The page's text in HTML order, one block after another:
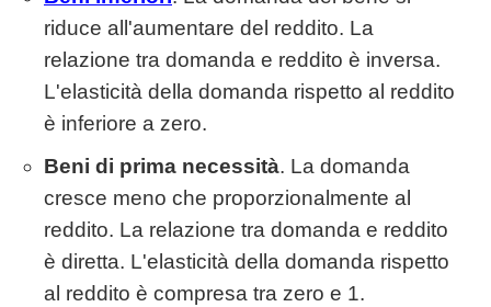
riduce all'aumentare del reddito. La
relazione tra domanda e reddito è inversa.
L'elasticità della domanda rispetto al reddito
è inferiore a zero.
Beni di prima necessità. La domanda
cresce meno che proporzionalmente al
reddito. La relazione tra domanda e reddito
è diretta. L'elasticità della domanda rispetto
al reddito è compresa tra zero e 1.